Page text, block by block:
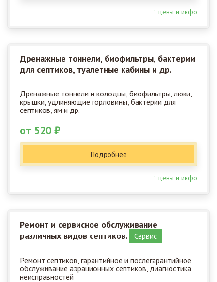
↑ цены и инфо
Дренажные тоннели, биофильтры, бактерии
для септиков, туалетные кабины и др.
Дренажные тоннели и колодцы, биофильтры, люки,
крышки, удлиняющие горловины, бактерии для
септиков, ям и др.
от 520 ₽
Подробнее
↑ цены и инфо
Ремонт и сервисное обслуживание
различных видов септиков.
Сервис
Ремонт септиков, гарантийное и послегарантийное
обслуживание аэрационных септиков, диагностика
неисправностей